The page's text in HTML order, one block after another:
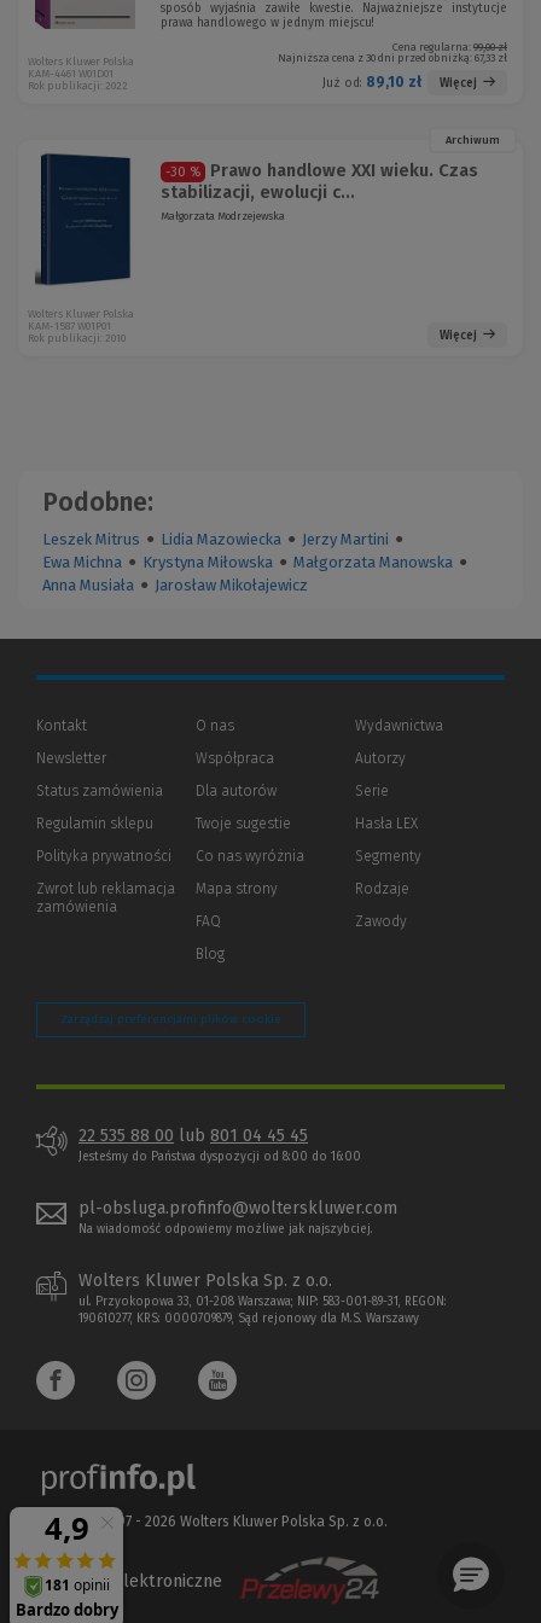
sposób wyjaśnia zawiłe kwestie. Najważniejsze instytucje
prawa handlowego w jednym miejscu!
Cena regularna: 99,00 zł
Najniższa cena z 30 dni przed obniżką: 67,33 zł
Już od: 89,10 zł Więcej
Wolters Kluwer Polska
KAM-4461 W01D01
Rok publikacji: 2022
Archiwum
-30 %
Prawo handlowe XXI wieku. Czas
stabilizacji, ewolucji c...
Małgorzata Modrzejewska
Więcej
Wolters Kluwer Polska
KAM-1587 W01P01
Rok publikacji: 2010
Podobne:
Leszek Mitrus ● Lidia Mazowiecka ● Jerzy Martini ●
Ewa Michna ● Krystyna Miłowska ● Małgorzata Manowska ●
Anna Musiała ● Jarosław Mikołajewicz
Kontakt
Newsletter
Status zamówienia
Regulamin sklepu
Polityka prywatności (Nowe
(Link
innej
Zwrot lub reklamacja
zamówienia
O nas
Współpraca
Dla autorów(Nowe
(Link
innej
strony)
Twoje sugestie
Co nas wyróżnia
Mapa strony
FAQ
Blog
Wydawnictwa
Autorzy
Serie
Hasła LEX
Segmenty
Rodzaje
Zawody
Zarządzaj preferencjami plików cookie
22 535 88 00 lub 801 04 45 45
Jesteśmy do Państwa dyspozycji od 8:00 do 16:00
pl-obsluga.profinfo@wolterskluwer.com
Na wiadomość odpowiemy możliwe jak najszybciej.
Wolters Kluwer Polska Sp. z o.o.
ul. Przyokopowa 33, 01-208 Warszawa; NIP: 583-001-89-31, REGON:
190610277, KRS: 0000709879, Sąd rejonowy dla M.S. Warszawy
Copyright 1997 - 2026 Wolters Kluwer Polska Sp. z o.o.
Płatności elektroniczne
(Nowe
okno)
(Link
do